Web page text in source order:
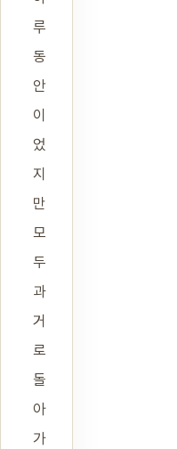
루
동
안
이
었
지
만
모
두
과
거
로
돌
아
가